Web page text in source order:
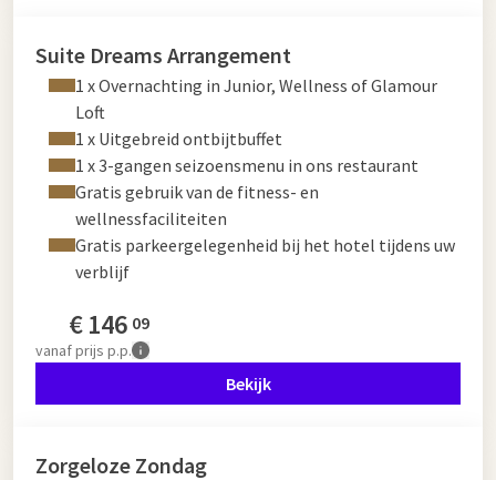
Suite Dreams Arrangement
1 x Overnachting in Junior, Wellness of Glamour
Loft
1 x Uitgebreid ontbijtbuffet
1 x 3-gangen seizoensmenu in ons restaurant
Gratis gebruik van de fitness- en
wellnessfaciliteiten
Gratis parkeergelegenheid bij het hotel tijdens uw
verblijf
€146 09
vanafprijs p.p.
Bekijk
Zorgeloze Zondag